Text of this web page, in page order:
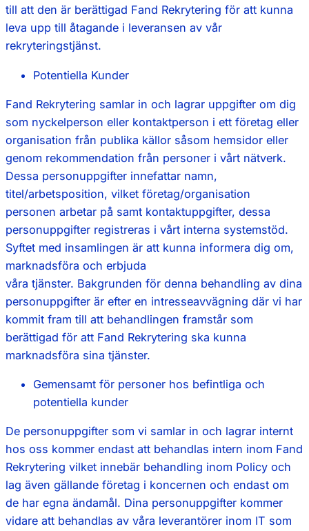
till att den är berättigad Fand Rekrytering för att kunna
leva upp till åtagande i leveransen av vår
rekryteringstjänst.
Potentiella Kunder
Fand Rekrytering samlar in och lagrar uppgifter om dig
som nyckelperson eller kontaktperson i ett företag eller
organisation från publika källor såsom hemsidor eller
genom rekommendation från personer i vårt nätverk.
Dessa personuppgifter innefattar namn,
titel/arbetsposition, vilket företag/organisation
personen arbetar på samt kontaktuppgifter, dessa
personuppgifter registreras i vårt interna systemstöd.
Syftet med insamlingen är att kunna informera dig om,
marknadsföra och erbjuda
våra tjänster. Bakgrunden för denna behandling av dina
personuppgifter är efter en intresseavvägning där vi har
kommit fram till att behandlingen framstår som
berättigad för att Fand Rekrytering ska kunna
marknadsföra sina tjänster.
Gemensamt för personer hos befintliga och
potentiella kunder
De personuppgifter som vi samlar in och lagrar internt
hos oss kommer endast att behandlas intern inom Fand
Rekrytering vilket innebär behandling inom Policy och
lag även gällande företag i koncernen och endast om
de har egna ändamål. Dina personuppgifter kommer
vidare att behandlas av våra leverantörer inom IT som